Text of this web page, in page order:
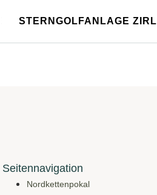
STERNGOLFANLAGE ZIRL
Seitennavigation
Nordkettenpokal